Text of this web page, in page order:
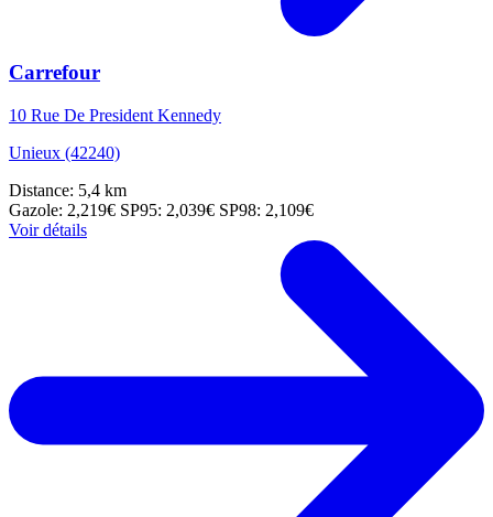
Carrefour
10 Rue De President Kennedy
Unieux (42240)
Distance: 5,4 km
Gazole: 2,219€ SP95: 2,039€ SP98: 2,109€
Voir détails